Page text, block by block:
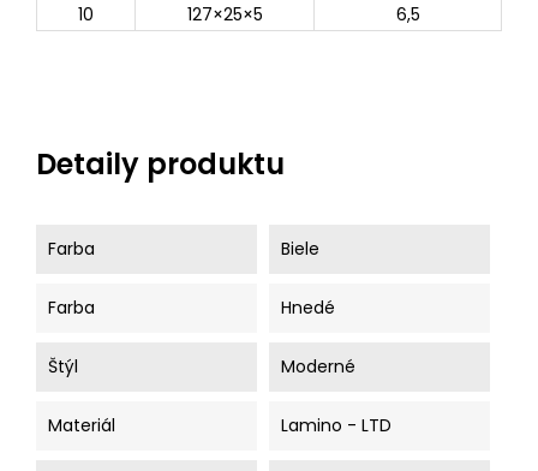
10
127×25×5 6,5
Detaily produktu
Farba Biele
Farba Hnedé
Štýl Moderné
Materiál Lamino - LTD